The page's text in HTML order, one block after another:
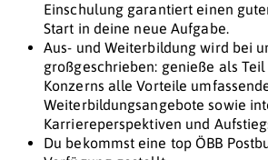
Einschulung garantiert einen
Start in deine neue Aufgabe.
Aus- und Weiterbildung wird bei
großgeschrieben: genieße als Teil
Konzerns alle Vorteile
Weiterbildungsangebote sowie
Karriereperspektiven und
Du bekommst eine top ÖBB